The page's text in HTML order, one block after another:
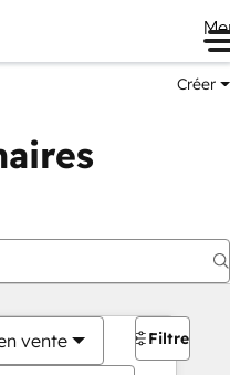
Créer
vente Filtres